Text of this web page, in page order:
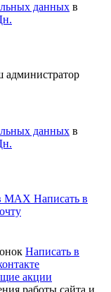
данных в
администратор
данных в
MAX Написать в
Написать в
акции
работы сайта и